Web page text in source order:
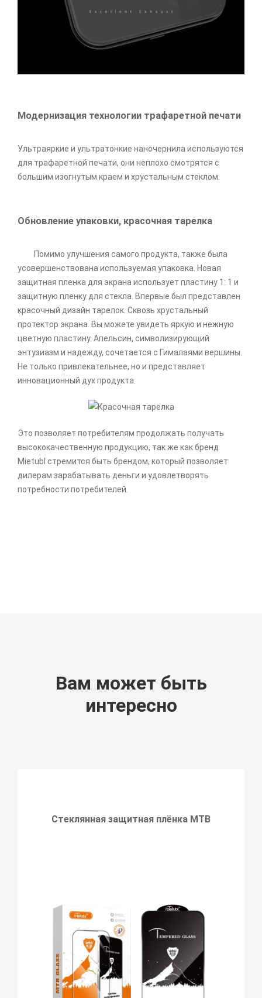
Модернизация технологии трафаретной печати
Ультраяркие и ультратонкие наночернила используются
для трафаретной печати, они неплохо смотрятся с
большим изогнутым краем и хрустальным стеклом.
Обновление упаковки, красочная тарелка
Помимо улучшения самого продукта, также была
усовершенствована используемая упаковка. Новая
защитная пленка для экрана использует пластину 1: 1 и
защитную пленку для стекла. Впервые был представлен
красочный дизайн тарелок. Сквозь хрустальный
протектор экрана. Вы можете увидеть яркую и нежную
цветную пластину. Апельсин, символизирующий
энтузиазм и надежду, сочетается с Гималаями вершины.
Не только привлекательнее, но и представляет
инновационный дух продукта.
Это позволяет потребителям продолжать получать
высококачественную продукцию, так же как бренд
Mietubl стремится быть брендом, который позволяет
дилерам зарабатывать деньги и удовлетворять
потребности потребителей.
Вам может быть
интересно
Стеклянная защитная плёнка MTB